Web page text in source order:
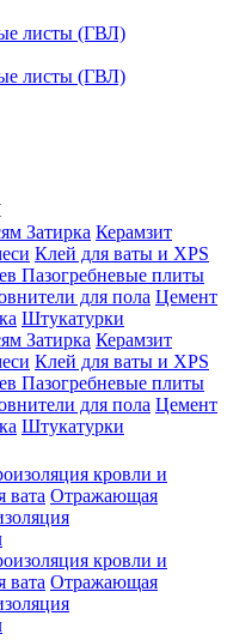
листы (ГВЛ)
листы (ГВЛ)
Затирка Керамзит
Клей для ваты и XPS
Пазогребневые плиты
для пола Цемент
Штукатурки
Затирка Керамзит
Клей для ваты и XPS
Пазогребневые плиты
для пола Цемент
Штукатурки
кровли и
вата Отражающая
кровли и
вата Отражающая